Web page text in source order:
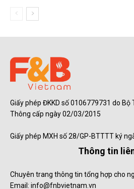
Giấy phép ĐKKD số 0106779731 do Bộ
Thông cấp ngày 02/03/2015
Giấy phép MXH số 28/GP-BTTTT ký
Thông tin
Chuyên trang thông tin tổng hợp cho
Email: info@fnbvietnam.vn